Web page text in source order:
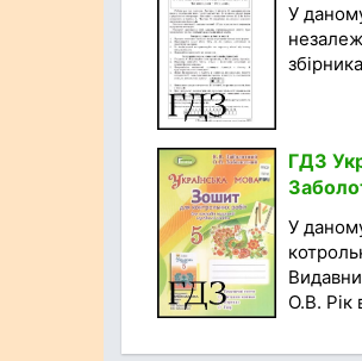
У
ГДЗ
У
О.В. Рік